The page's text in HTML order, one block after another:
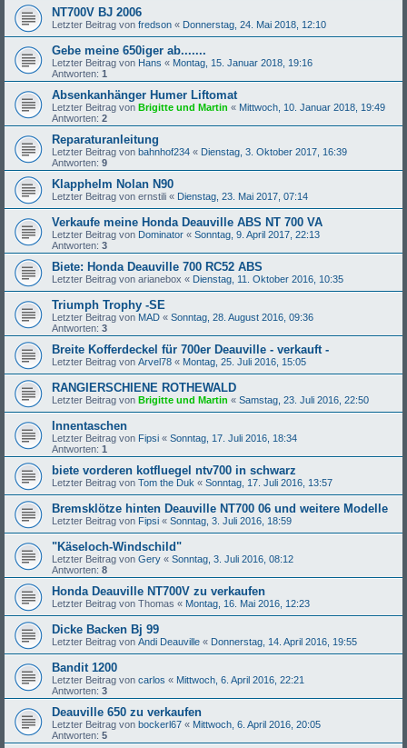
NT700V BJ 2006
Letzter Beitrag von fredson « Donnerstag, 24. Mai 2018, 12:10
Gebe meine 650iger ab.......
Letzter Beitrag von Hans « Montag, 15. Januar 2018, 19:16
Antworten: 1
Absenkanhänger Humer Liftomat
Letzter Beitrag von Brigitte und Martin « Mittwoch, 10. Januar 2018, 19:49
Antworten: 2
Reparaturanleitung
Letzter Beitrag von bahnhof234 « Dienstag, 3. Oktober 2017, 16:39
Antworten: 9
Klapphelm Nolan N90
Letzter Beitrag von ernstili « Dienstag, 23. Mai 2017, 07:14
Verkaufe meine Honda Deauville ABS NT 700 VA
Letzter Beitrag von Dominator « Sonntag, 9. April 2017, 22:13
Antworten: 3
Biete: Honda Deauville 700 RC52 ABS
Letzter Beitrag von arianebox « Dienstag, 11. Oktober 2016, 10:35
Triumph Trophy -SE
Letzter Beitrag von MAD « Sonntag, 28. August 2016, 09:36
Antworten: 3
Breite Kofferdeckel für 700er Deauville - verkauft -
Letzter Beitrag von Arvel78 « Montag, 25. Juli 2016, 15:05
RANGIERSCHIENE ROTHEWALD
Letzter Beitrag von Brigitte und Martin « Samstag, 23. Juli 2016, 22:50
Innentaschen
Letzter Beitrag von Fipsi « Sonntag, 17. Juli 2016, 18:34
Antworten: 1
biete vorderen kotfluegel ntv700 in schwarz
Letzter Beitrag von Tom the Duk « Sonntag, 17. Juli 2016, 13:57
Bremsklötze hinten Deauville NT700 06 und weitere Modelle
Letzter Beitrag von Fipsi « Sonntag, 3. Juli 2016, 18:59
"Käseloch-Windschild"
Letzter Beitrag von Gery « Sonntag, 3. Juli 2016, 08:12
Antworten: 8
Honda Deauville NT700V zu verkaufen
Letzter Beitrag von Thomas « Montag, 16. Mai 2016, 12:23
Dicke Backen Bj 99
Letzter Beitrag von Andi Deauville « Donnerstag, 14. April 2016, 19:55
Bandit 1200
Letzter Beitrag von carlos « Mittwoch, 6. April 2016, 22:21
Antworten: 3
Deauville 650 zu verkaufen
Letzter Beitrag von bockerl67 « Mittwoch, 6. April 2016, 20:05
Antworten: 5